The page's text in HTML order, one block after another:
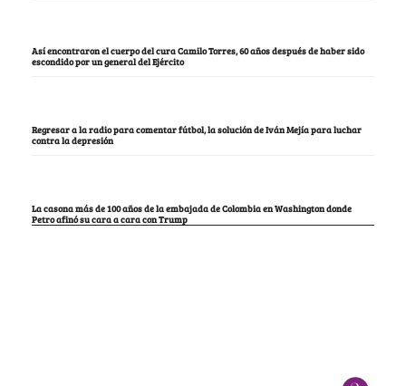
Así encontraron el cuerpo del cura Camilo Torres, 60 años después de haber sido
escondido por un general del Ejército
Regresar a la radio para comentar fútbol, la solución de Iván Mejía para luchar
contra la depresión
La casona más de 100 años de la embajada de Colombia en Washington donde
Petro afinó su cara a cara con Trump